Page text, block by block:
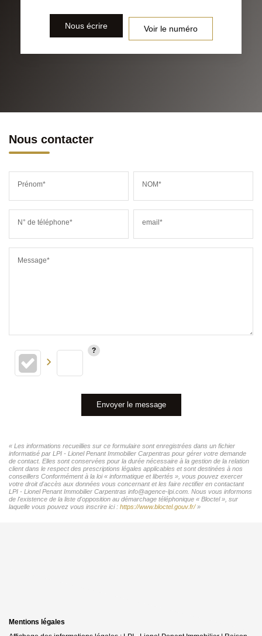
Nous écrire Voir le numéro
Nous contacter
Prénom* NOM*
N° de téléphone* email*
Message*
Envoyer le message
« Les informations recueillies sur ce formulaire sont enregistrées dans un fichier
informatisé par LPI - Lionel Penant Immobilier Carpentras pour gérer votre demande
de contact. Elles sont conservées pour la durée nécessaire à la gestion de la relation
client dans le respect des prescriptions légales applicables et sont destinées à nos
conseillers Conformément à la loi « informatique et libertés », vous pouvez exercer
votre droit d'accès aux données vous concernant et les faire rectifier en contactant
LPI - Lionel Penant Immobilier Carpentras info@agence-lpi.com. Nous vous informons
de l'existence de la liste d'opposition au démarchage téléphonique « Bloctel », sur
laquelle vous pouvez vous inscrire ici : https://www.bloctel.gouv.fr/»
Mentions légales